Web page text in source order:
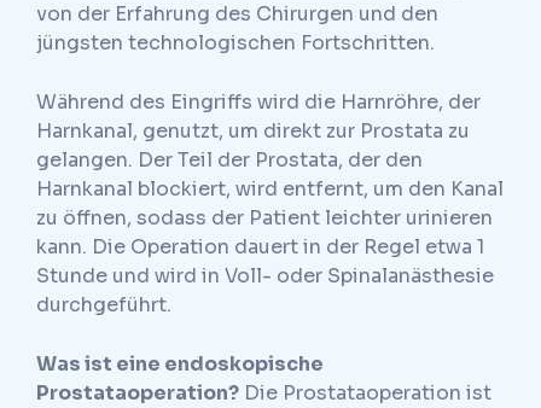
von der Erfahrung des Chirurgen und den
jüngsten technologischen Fortschritten.
Während des Eingriffs wird die Harnröhre, der
Harnkanal, genutzt, um direkt zur Prostata zu
gelangen. Der Teil der Prostata, der den
Harnkanal blockiert, wird entfernt, um den Kanal
zu öffnen, sodass der Patient leichter urinieren
kann. Die Operation dauert in der Regel etwa 1
Stunde und wird in Voll- oder Spinalanästhesie
durchgeführt.
Was ist eine endoskopische
Prostataoperation? Die Prostataoperation ist